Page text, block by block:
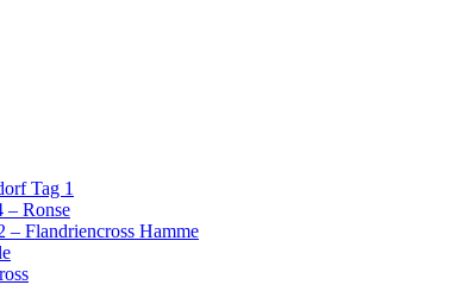
Tag 1
– Ronse
Flandriencross Hamme